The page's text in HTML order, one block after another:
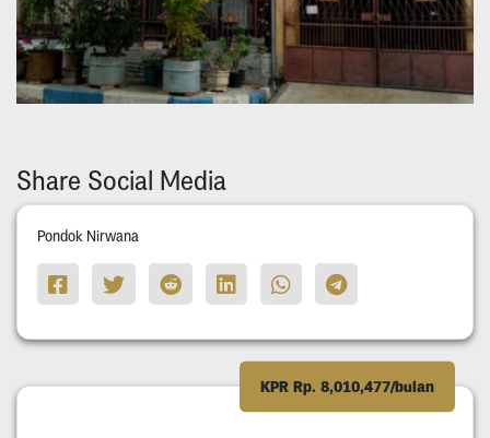
Share Social Media
Pondok Nirwana
KPR Rp. 8,010,477/bulan